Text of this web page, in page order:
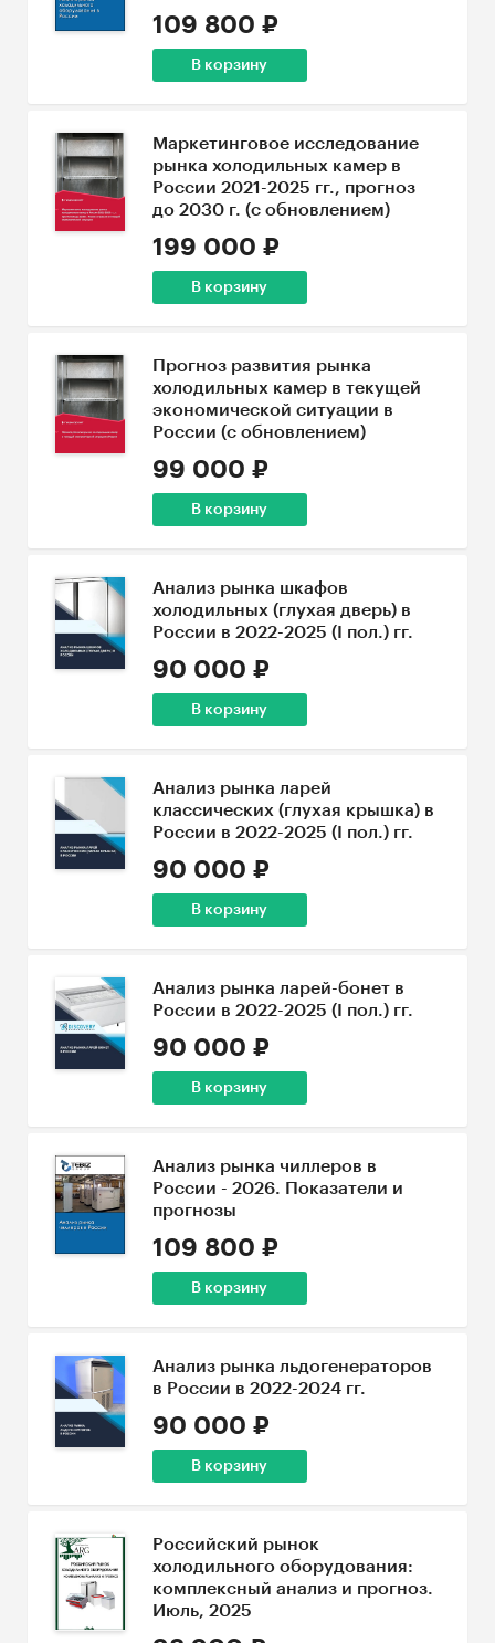
109 800 ₽
В корзину
Маркетинговое исследование
рынка холодильных камер в
России 2021-2025 гг., прогноз
до 2030 г. (с обновлением)
199 000 ₽
В корзину
Прогноз развития рынка
холодильных камер в текущей
экономической ситуации в
России (с обновлением)
99 000 ₽
В корзину
Анализ рынка шкафов
холодильных (глухая дверь) в
России в 2022-2025 (I пол.) гг.
90 000 ₽
В корзину
Анализ рынка ларей
классических (глухая крышка) в
России в 2022-2025 (I пол.) гг.
90 000 ₽
В корзину
Анализ рынка ларей-бонет в
России в 2022-2025 (I пол.) гг.
90 000 ₽
В корзину
Анализ рынка чиллеров в
России - 2026. Показатели и
прогнозы
109 800 ₽
В корзину
Анализ рынка льдогенераторов
в России в 2022-2024 гг.
90 000 ₽
В корзину
Российский рынок
холодильного оборудования:
комплексный анализ и прогноз.
Июль, 2025